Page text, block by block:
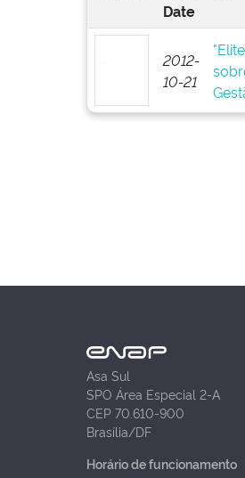
Date
2012-
10-21
Asa Sul
SPO Área Especial 2-A
CEP 70.610-900
Brasília/DF
Horário de funcionamento